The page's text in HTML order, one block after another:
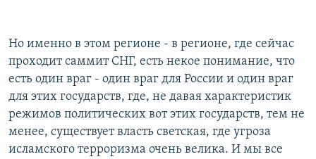
Но именно в этом регионе - в регионе, где сейчас
проходит саммит СНГ, есть некое понимание, что
есть один враг - один враг для России и один враг
для этих государств, где, не давая характеристик
режимов политических вот этих государств, тем не
менее, существует власть светская, где угроза
исламского терроризма очень велика. И мы все